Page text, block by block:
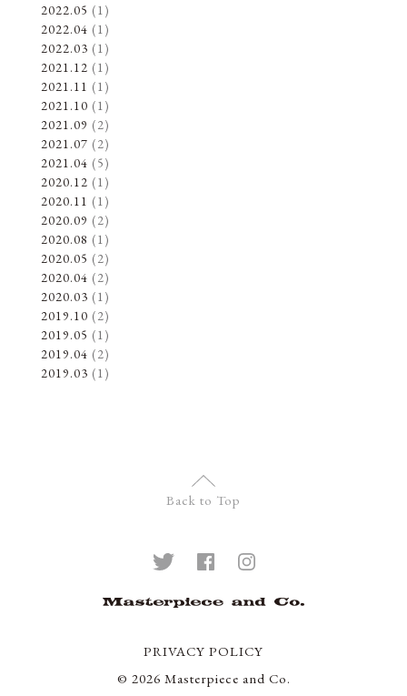
2022.05 (1)
2022.04 (1)
2022.03 (1)
2021.12 (1)
2021.11 (1)
2021.10 (1)
2021.09 (2)
2021.07 (2)
2021.04 (5)
2020.12 (1)
2020.11 (1)
2020.09 (2)
2020.08 (1)
2020.05 (2)
2020.04 (2)
2020.03 (1)
2019.10 (2)
2019.05 (1)
2019.04 (2)
2019.03 (1)
Back to Top
PRIVACY POLICY
© 2026 Masterpiece and Co.